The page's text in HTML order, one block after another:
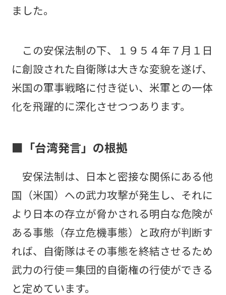
ました。
この安保法制の下、１９５４年７月１日
に創設された自衛隊は大きな変貌を遂げ、
米国の軍事戦略に付き従い、米軍との一体
化を飛躍的に深化させつつあります。
■「台湾発言」の根拠
安保法制は、日本と密接な関係にある他
国（米国）への武力攻撃が発生し、それに
より日本の存立が脅かされる明白な危険が
ある事態（存立危機事態）と政府が判断す
れば、自衛隊はその事態を終結させるため
武力の行使＝集団的自衛権の行使ができる
と定めています。